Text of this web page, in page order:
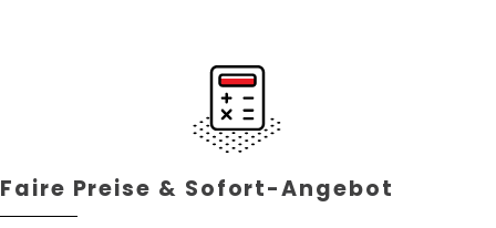
Faire Preise & Sofort-Angebot